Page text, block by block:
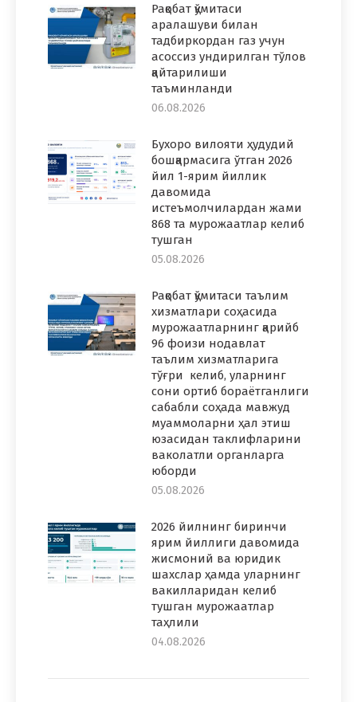
Рақобат қўмитаси
аралашуви билан
тадбиркордан газ учун
асоссиз ундирилган тўлов
қайтарилиши
таъминланди
06.08.2026
Бухоро вилояти ҳудудий
бошқармасига ўтган 2026
йил 1-ярим йиллик
давомида
истеъмолчилардан жами
868 та мурожаатлар келиб
тушган
05.08.2026
Рақобат қўмитаси таълим
хизматлари соҳасида
мурожаатларнинг қарийб
96 фоизи нодавлат
таълим хизматларига
тўғри келиб, уларнинг
сони ортиб бораётганлиги
сабабли соҳада мавжуд
муаммоларни ҳал этиш
юзасидан таклифларини
ваколатли органларга
юборди
05.08.2026
2026 йилнинг биринчи
ярим йиллиги давомида
жисмоний ва юридик
шахслар ҳамда уларнинг
вакилларидан келиб
тушган мурожаатлар
таҳлили
04.08.2026